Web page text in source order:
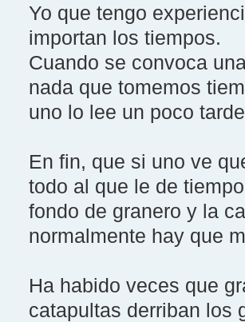
Yo que tengo
importan los tiempos.
Cuando se convoca
nada que tomemos
uno lo lee un poco
En fin, que si uno ve
todo al que le de
fondo de granero y la
normalmente hay que
Ha habido veces que
catapultas derriban los